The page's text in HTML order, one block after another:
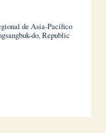
de Asia-Pacífico
do, Republic